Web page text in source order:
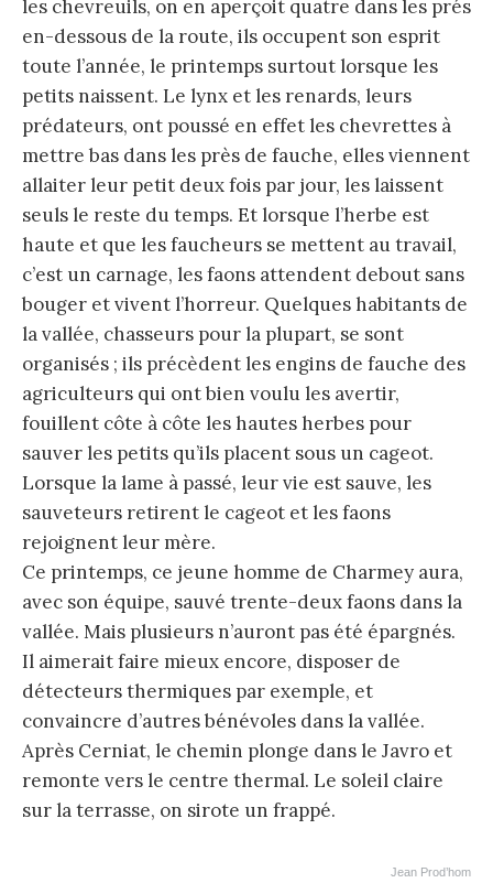
les chevreuils, on en aperçoit quatre dans les prés
en-dessous de la route, ils occupent son esprit
toute l’année, le printemps surtout lorsque les
petits naissent. Le lynx et les renards, leurs
prédateurs, ont poussé en effet les chevrettes à
mettre bas dans les près de fauche, elles viennent
allaiter leur petit deux fois par jour, les laissent
seuls le reste du temps. Et lorsque l’herbe est
haute et que les faucheurs se mettent au travail,
c’est un carnage, les faons attendent debout sans
bouger et vivent l’horreur. Quelques habitants de
la vallée, chasseurs pour la plupart, se sont
organisés ; ils précèdent les engins de fauche des
agriculteurs qui ont bien voulu les avertir,
fouillent côte à côte les hautes herbes pour
sauver les petits qu’ils placent sous un cageot.
Lorsque la lame à passé, leur vie est sauve, les
sauveteurs retirent le cageot et les faons
rejoignent leur mère.
Ce printemps, ce jeune homme de Charmey aura,
avec son équipe, sauvé trente-deux faons dans la
vallée. Mais plusieurs n’auront pas été épargnés.
Il aimerait faire mieux encore, disposer de
détecteurs thermiques par exemple, et
convaincre d’autres bénévoles dans la vallée.
Après Cerniat, le chemin plonge dans le Javro et
remonte vers le centre thermal. Le soleil claire
sur la terrasse, on sirote un frappé.
Jean Prod’hom